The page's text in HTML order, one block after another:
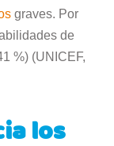
graves. Por
de
%) (UNICEF,
los